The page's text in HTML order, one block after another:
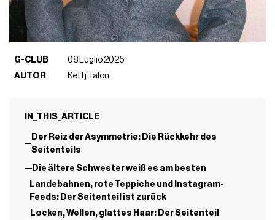
G-CLUB
08 Luglio 2025
AUTOR
Kettj Talon
IN_THIS_ARTICLE
Der Reiz der Asymmetrie: Die Rückkehr des
Seitenteils
Die ältere Schwester weiß es am besten
Landebahnen, rote Teppiche und Instagram-
Feeds: Der Seitenteil ist zurück
Locken, Wellen, glattes Haar: Der Seitenteil